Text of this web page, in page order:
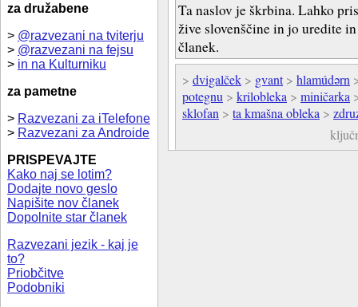
za družabene
> @razvezani na tviterju
> @razvezani na fejsu
> in na Kulturniku
za pametne
> Razvezani za iTelefone
> Razvezani za Androide
PRISPEVAJTE
Kako naj se lotim?
Dodajte novo geslo
Napišite nov članek
Dopolnite star članek
Razvezani jezik - kaj je
to?
Priobčitve
Podobniki
Ta naslov je škrbina. Lahko
žive slovenščine in jo uredite
članek.
> dvigalček > gvant> hlamúdərn
potegnu > krilobleka > miničarka
sklofan > ta kmašna obleka >